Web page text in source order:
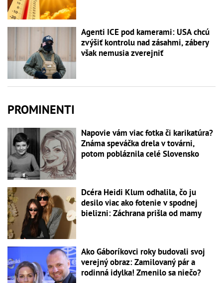
Agenti ICE pod kamerami: USA chcú
zvýšiť kontrolu nad zásahmi, zábery
však nemusia zverejniť
PROMINENTI
Napovie vám viac fotka či karikatúra?
Známa speváčka drela v továrni,
potom pobláznila celé Slovensko
Dcéra Heidi Klum odhalila, čo ju
desilo viac ako fotenie v spodnej
bielizni: Záchrana prišla od mamy
Ako Gáboríkovci roky budovali svoj
verejný obraz: Zamilovaný pár a
rodinná idylka! Zmenilo sa niečo?